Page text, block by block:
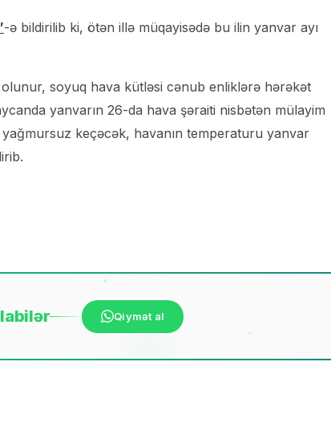
-ə bildirilib ki, ötən illə müqayisədə bu ilin yanvar ayı
soyuq hava kütləsi cənub enliklərə hərəkət
yanvarın 26-da hava şəraiti nisbətən mülayim
keçəcək, havanın temperaturu yanvar
bilər Qiymət al